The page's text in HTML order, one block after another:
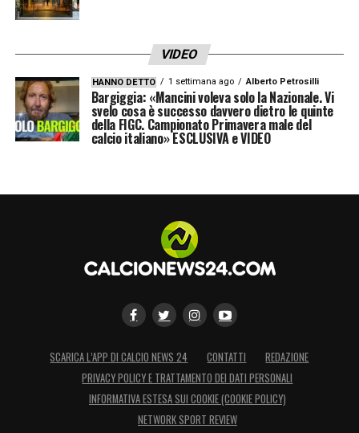
VIDEO
HANNO DETTO 1 settimana ago Alberto Petrosilli
Bargiggia: «Mancini voleva solo la Nazionale. Vi
svelo cosa è successo davvero dietro le quinte
della FIGC. Campionato Primavera male del
calcio italiano» ESCLUSIVA e VIDEO
SCARICA L’APP DI CALCIO NEWS 24 CONTATTI
REDAZIONE
PRIVACY POLICY E TRATTAMENTO DEI DATI PERSONALI
INFORMATIVA ESTESA SUI COOKIE (COOKIE POLICY)
NETWORK SPORT REVIEW